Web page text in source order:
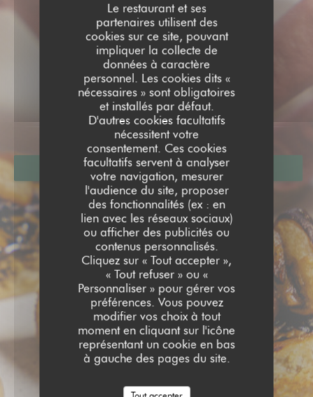
Le restaurant et ses
partenaires utilisent des
cookies sur ce site, pouvant
impliquer la collecte de
données à caractère
personnel. Les cookies dits «
nécessaires » sont obligatoires
et installés par défaut.
D'autres cookies facultatifs
nécessitent votre
consentement. Ces cookies
facultatifs servent à analyser
votre navigation, mesurer
l'audience du site, proposer
des fonctionnalités (ex : en
lien avec les réseaux sociaux)
ou afficher des publicités ou
contenus personnalisés.
Cliquez sur « Tout accepter »,
« Tout refuser » ou «
Personnaliser » pour gérer vos
préférences. Vous pouvez
modifier vos choix à tout
moment en cliquant sur l'icône
représentant un cookie en bas
à gauche des pages du site.
ÉVÈNEMENTS
RÉSERVER